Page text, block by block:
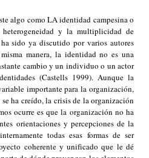
algo como LA identidad campesina o
y la multiplicidad de
sido ya discutido por varios autores
manera, la identidad no es una
cambio y un individuo o un actor
(Castells 1999). Aunque la
importante para la organización,
ha creído, la crisis de la organización
ocurre es que la organización no ha
orientaciones y percepciones de la
todas esas formas de ser
coherente y unificado que le dé